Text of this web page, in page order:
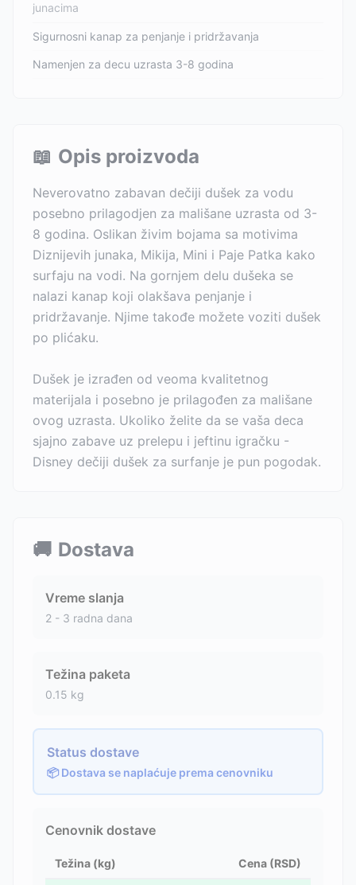
junacima
Sigurnosni kanap za penjanje i pridržavanja
Namenjen za decu uzrasta 3-8 godina
📖 Opis proizvoda
Neverovatno zabavan dečiji dušek za vodu
posebno prilagodjen za mališane uzrasta od 3-
8 godina. Oslikan živim bojama sa motivima
Diznijevih junaka, Mikija, Mini i Paje Patka kako
surfaju na vodi. Na gornjem delu dušeka se
nalazi kanap koji olakšava penjanje i
pridržavanje. Njime takođe možete voziti dušek
po plićaku.
Dušek je izrađen od veoma kvalitetnog
materijala i posebno je prilagođen za mališane
ovog uzrasta. Ukoliko želite da se vaša deca
sjajno zabave uz prelepu i jeftinu igračku -
Disney dečiji dušek za surfanje je pun pogodak.
🚚 Dostava
Vreme slanja
2 - 3 radna dana
Težina paketa
0.15 kg
Status dostave
📦 Dostava se naplaćuje prema cenovniku
Cenovnik dostave
Težina (kg) Cena (RSD)